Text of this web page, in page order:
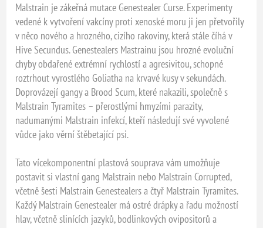
Malstrain je zákeřná mutace Genestealer Curse. Experimenty
vedené k vytvoření vakcíny proti xenoské moru ji jen přetvořily
v něco nového a hrozného, cizího rakoviny, která stále číhá v
Hive Secundus. Genestealers Mastrainu jsou hrozné evoluční
chyby obdařené extrémní rychlostí a agresivitou, schopné
roztrhout vyrostlého Goliatha na krvavé kusy v sekundách.
Doprovázejí gangy a Brood Scum, které nakazili, společně s
Malstrain Tyramites – přerostlými hmyzími parazity,
nadumanými Malstrain infekcí, kteří následují své vyvolené
vůdce jako věrní štěbetající psi.
Tato vícekomponentní plastová souprava vám umožňuje
postavit si vlastní gang Malstrain nebo Malstrain Corrupted,
včetně šesti Malstrain Genestealers a čtyř Malstrain Tyramites.
Každý Malstrain Genestealer má ostré drápky a řadu možností
hlav, včetně slinících jazyků, bodlinkových ovipositorů a